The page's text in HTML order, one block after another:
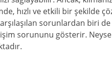
hızlı ve etkili bir şekilde
sorunlardan biri de
sorununu gösterir.